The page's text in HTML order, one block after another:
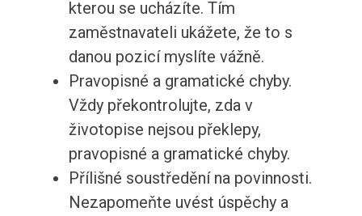
kterou se ucházíte. Tím
zaměstnavateli ukážete, že to s
danou pozicí myslíte vážně.
Pravopisné a gramatické chyby.
Vždy překontrolujte, zda v
životopise nejsou překlepy,
pravopisné a gramatické chyby.
Přílišné soustředění na povinnosti.
Nezapomeňte uvést úspěchy a